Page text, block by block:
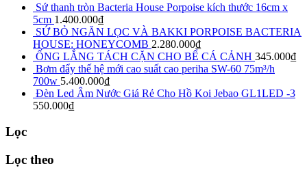
Sứ thanh tròn Bacteria House Porpoise kích thước 16cm x
5cm 1.400.000₫
SỨ BỎ NGĂN LỌC VÀ BAKKI PORPOISE BACTERIA
HOUSE: HONEYCOMB 2.280.000₫
ỐNG LẮNG TÁCH CẶN CHO BỂ CÁ CẢNH 345.000₫
Bơm đẩy thế hệ mới cao suất cao periha SW-60 75m³/h
700w 5.400.000₫
Đèn Led Âm Nước Giá Rẻ Cho Hồ Koi Jebao GL1LED -3
550.000₫
Lọc
Lọc theo